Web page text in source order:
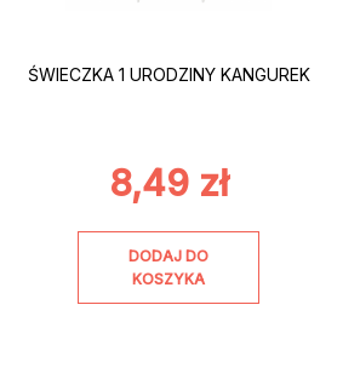
ŚWIECZKA 1 URODZINY KANGUREK
8,49 zł
DODAJ DO
KOSZYKA